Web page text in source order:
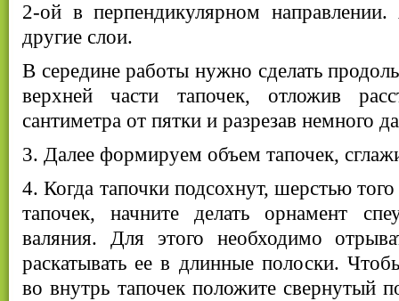
2-ой в перпендикулярном
другие слои.
В середине работы нужно сделать
верхней части тапочек, отложив
сантиметра от пятки и разрезав немного
3. Далее формируем объем тапочек,
4. Когда тапочки подсохнут, шерстью
тапочек, начните делать орнамент
валяния. Для этого необходимо
раскатывать ее в длинные полоски.
во внутрь тапочек положите свернутый